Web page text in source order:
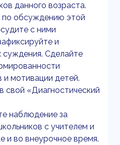
данного возраста.
по обсуждению этой
с ними
и
Сделайте
и мотивации детей.
свой «Диагностический
наблюдение за
с учителем и
и во внеурочное время.